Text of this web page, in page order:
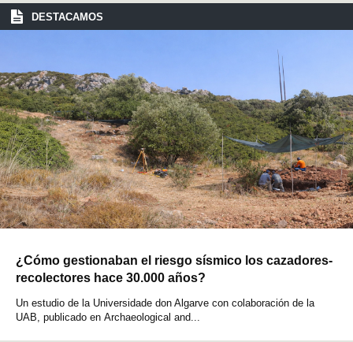
DESTACAMOS
¿Cómo gestionaban el riesgo sísmico los cazadores-
recolectores hace 30.000 años?
Un estudio de la Universidade don Algarve con colaboración de la
UAB, publicado en Archaeological and...